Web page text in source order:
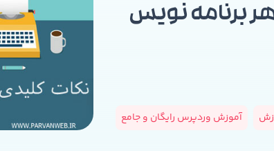
برنامه نویس
آموزش وردپرس رایگان و جامع